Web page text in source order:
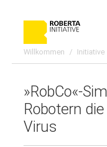
Skip to main content
Skip to page footer
Willkommen Initiative
»RobCo«-
Robotern
Virus